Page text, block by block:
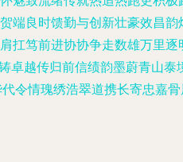
端良时馈勤与创新壮豪效昌韵
扛笃前进协协争走数雄万里逐
卓越传归前信绩韵墨蔚青山泰
令情瑰绣浩翠道携长寄忠嘉